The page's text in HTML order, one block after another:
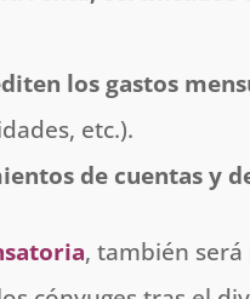
los gastos
etc.).
de cuentas y
, también